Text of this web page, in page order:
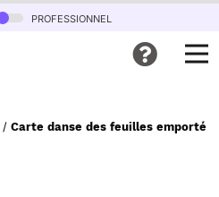
professionnel
/ Carte danse des feuilles